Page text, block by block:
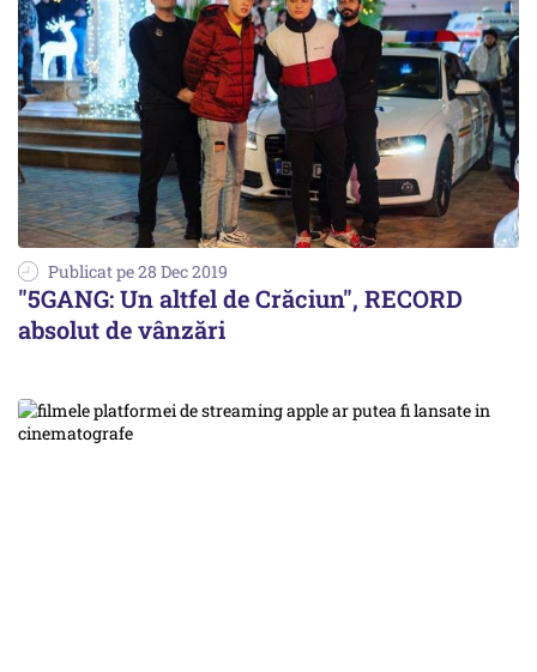
Publicat pe 28 Dec 2019
"5GANG: Un altfel de Crăciun", RECORD
absolut de vânzări